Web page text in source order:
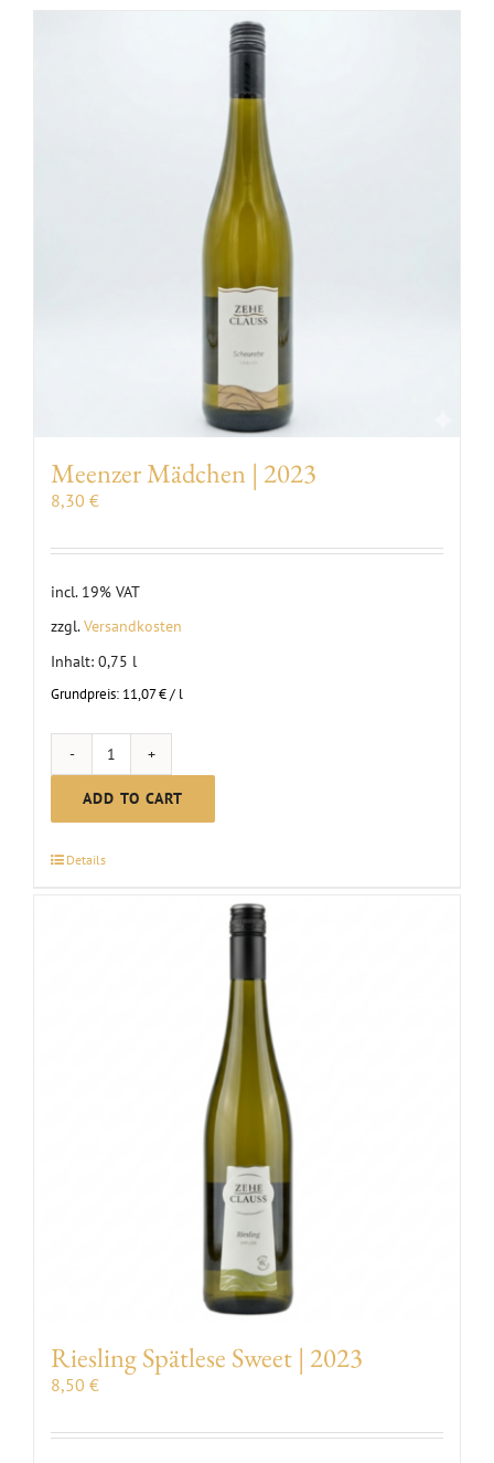
EVENTS
AWARDS
CONTACT | OPENING HOURS
Meenzer Mädchen | 2023
8,30 €
incl. 19% VAT
zzgl.Versandkosten
Inhalt: 0,75 l
Grundpreis: 11,07€/ l
Meenzer
Mädchen
|
ADD TO CART
Details
Riesling Spätlese Sweet | 2023
8,50 €